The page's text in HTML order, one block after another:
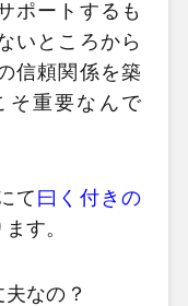
ポートするも
いところから
信頼関係を築
そ重要なんで
て 曰く付きの
す。
なの？